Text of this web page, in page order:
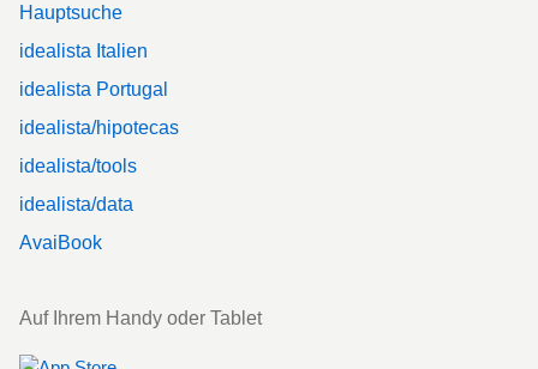
Hauptsuche
idealista Italien
idealista Portugal
idealista/hipotecas
idealista/tools
idealista/data
AvaiBook
Auf Ihrem Handy oder Tablet